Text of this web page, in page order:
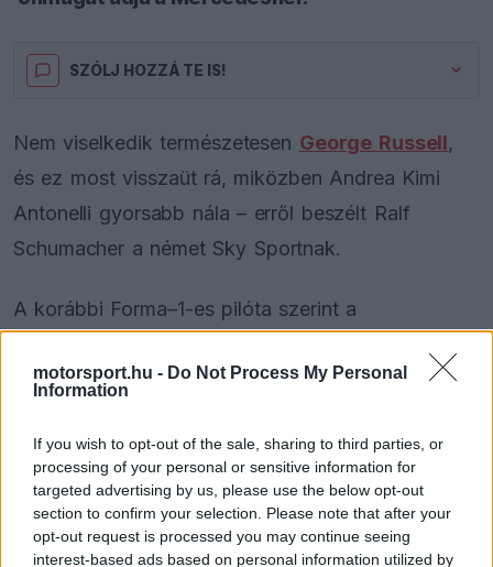
motorsport.hu - Do Not Process My Personal
Information
If you wish to opt-out of the sale, sharing to third parties, or
processing of your personal or sensitive information for
targeted advertising by us, please use the below opt-out
section to confirm your selection. Please note that after your
opt-out request is processed you may continue seeing
interest-based ads based on personal information utilized by
SZÓLJ HOZZÁ TE IS!
Nem viselkedik természetesen George Russell,
és ez most visszaüt rá, miközben Andrea Kimi
Antonelli gyorsabb nála – erről beszélt Ralf
Schumacher a német Sky Sportnak.
A korábbi Forma–1-es pilóta szerint a
tavaly Oscar Piastri körül történt, amikor a fiatal
csapattársát. Schumacher úgy látja, a 19 éves
olasz jelenleg jobb tempót diktál, Russell pedig
láthatóan feszültebb a megszokottnál.